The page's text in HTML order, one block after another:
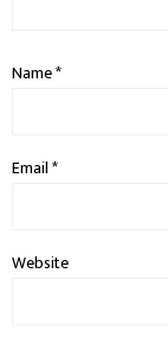
Name*
Email*
Website